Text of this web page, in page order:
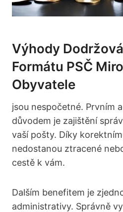
Výhody
Formátu PSČ
Obyvatele
jsou nespočetné. Prvním
důvodem je zajištění
vaší pošty. Díky
nedostanou ztracené
cestě k vám.
Dalším benefitem je
administrativy. Správně